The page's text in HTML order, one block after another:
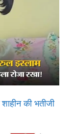
की भतीजी